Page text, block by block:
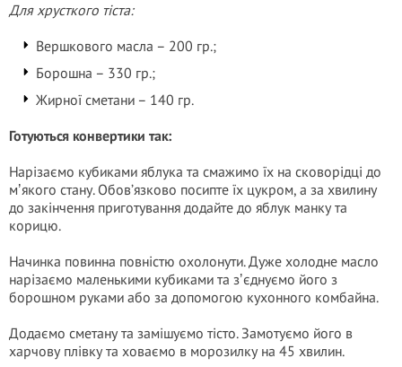
Для хрусткого тіста:
Вершкового масла – 200 гр.;
Борошна – 330 гр.;
Жирної сметани – 140 гр.
Готуються конвертики так:
Нарізаємо кубиками яблука та смажимо їх на сковорідці до
мʼякого стану. Обов’язково посипте їх цукром, а за хвилину
до закінчення приготування додайте до яблук манку та
корицю.
Начинка повинна повністю охолонути. Дуже холодне масло
нарізаємо маленькими кубиками та зʼєднуємо його з
борошном руками або за допомогою кухонного комбайна.
Додаємо сметану та замішуємо тісто. Замотуємо його в
харчову плівку та ховаємо в морозилку на 45 хвилин.